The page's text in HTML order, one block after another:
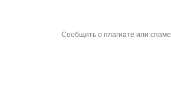
Сообщить о плагиате или спаме